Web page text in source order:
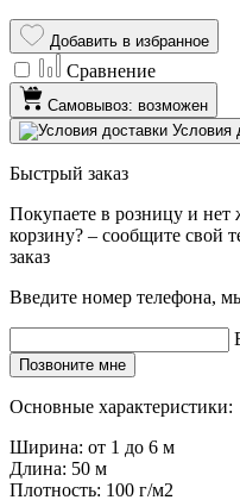
Добавить в избранное
Сравнение
Самовывоз: возможен
Условия
Быстрый заказ
Покупаете в розницу и нет
корзину? – сообщите свой
заказ
Введите номер телефона,
Позвоните мне
Основные характеристики:
Ширина: от 1 до 6 м
Длина: 50 м
Плотность: 100 г/м2